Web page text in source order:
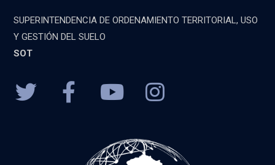
SUPERINTENDENCIA DE ORDENAMIENTO TERRITORIAL, USO
Y GESTIÓN DEL SUELO
SOT